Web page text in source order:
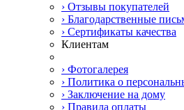
› Отзывы покупателей
› Благодарственные
› Сертификаты качества
Клиентам
› Фотогалерея
› Политика о
› Заключение на дому
› Правила оплаты